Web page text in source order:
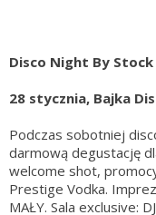
Disco Night By
28 stycznia, Bajka
Podczas sobotniej
darmową degustację
welcome shot,
Prestige Vodka.
MAŁY. Sala exclusive: